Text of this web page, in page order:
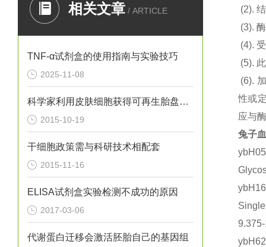
相关文章 / ARTICLE
TNF-α试剂盒的使用指南与实验技巧
2025-11-08
科学家利用皮肤细胞获得可再生胎盘的干细胞
2015-10-19
干细胞政策需与科研技术相配套
2015-11-16
ELISA试剂盒实验检测不成功的原因
2017-03-06
代谢蛋白迁移会激活胚胎自己的基因组
(2).
(3).
(4).
(5).
(6).
性或
应与
兔子